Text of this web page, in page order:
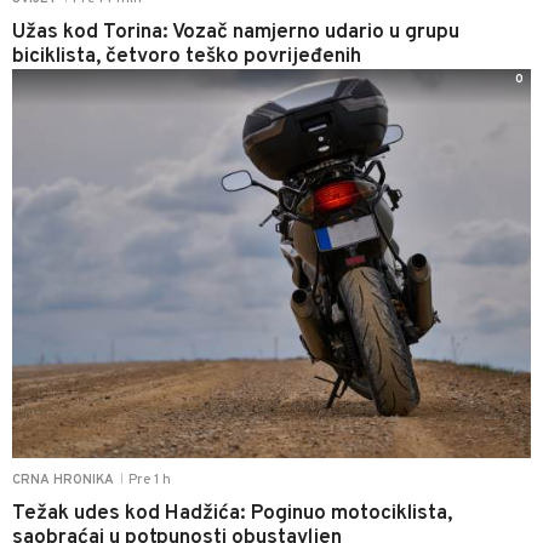
Užas kod Torina: Vozač namjerno udario u grupu
biciklista, četvoro teško povrijeđenih
CRNA HRONIKA Pre 1 h
Težak udes kod Hadžića: Poginuo motociklista,
0